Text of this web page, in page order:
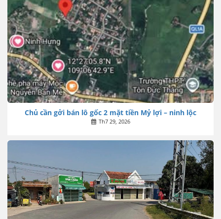
Chủ cần gởi bán lô gốc 2 mặt tiền Mỷ lợi – ninh lộc
Th7 29, 2026